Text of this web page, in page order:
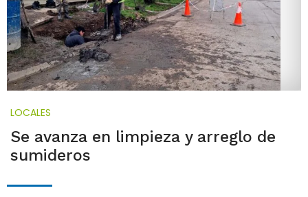
LOCALES
Se avanza en limpieza y arreglo de
sumideros